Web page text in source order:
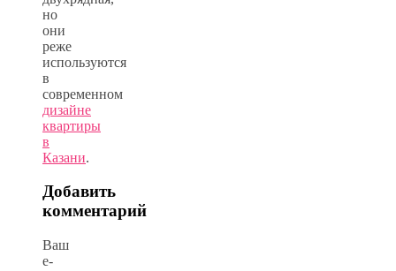
но
они
реже
используются
в
современном
дизайне
квартиры
в
Казани.
Добавить
комментарий
Ваш
e-